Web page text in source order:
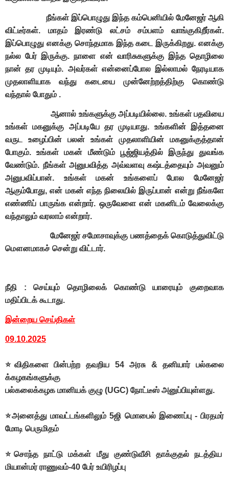
நீங்கள் இப்பொழுது இந்த கம்பெனியில் மேனேஜர் ஆகி
விட்டீர்கள். மாதம் இரண்டு லட்சம் சம்பளம் வாங்குகிறீர்கள்.
இப்பொழுது எனக்கு சொந்தமாக இந்த கடை இருக்கிறது. எனக்கு
நல்ல பேர் இருக்கு. நாளை என் வாரிசுகளுக்கு இந்த தொழிலை
நான் தர முடியும். அவர்கள் என்னைப்போல இல்லாமல் நேரடியாக
முதலாளியாக வந்து கடையை முன்னேற்றத்திற்கு கொண்டு
வந்தால் போதும் .
ஆனால் உங்களுக்கு அப்படியில்லை. உங்கள் பதவியை
உங்கள் மகனுக்கு அப்படியே தர முடியாது. உங்களின் இத்தனை
வருட உழைப்பின் பலன் உங்கள் முதலாளியின் மகனுக்குத்தான்
போகும். உங்கள் மகன் மீண்டும் பூஜ்ஜியத்தில் இருந்து துவங்க
வேண்டும். நீங்கள் அனுபவித்த அவ்வளவு கஷ்டத்தையும் அவனும்
அனுபவிப்பான். உங்கள் மகன் உங்களைப் போல மேனேஜர்
ஆகும்போது, என் மகன் எந்த நிலையில் இருப்பான் என்று நீங்களே
எண்ணிப் பாருங்க என்றார். ஒருவேளை என் மகனிடம் வேலைக்கு
வந்தாலும் வரலாம் என்றார்.
மேனேஜர் சமோசாவுக்கு பணத்தைக் கொடுத்துவிட்டு
மௌனமாகச் சென்று விட்டார்.
நீதி : செய்யும் தொழிலைக் கொண்டு யாரையும் குறைவாக
மதிப்பிடக் கூடாது.
இன்றைய செய்திகள்
09.10.2025
⭐விதிகளை பின்பற்ற தவறிய 54 அரசு & தனியார் பல்கலை
க்கழகங்களுக்கு
பல்கலைக்கழக மானியக் குழு (UGC) நோட்டீஸ் அனுப்பியுள்ளது.
⭐அனைத்து மாவட்டங்களிலும் 5ஜி மொபைல் இணைப்பு - பிரதமர்
மோடி பெருமிதம்
⭐சொந்த நாட்டு மக்கள் மீது குண்டுவீசி தாக்குதல் நடத்திய
மியான்மர் ராணுவம்-40 பேர் உயிரிழப்பு